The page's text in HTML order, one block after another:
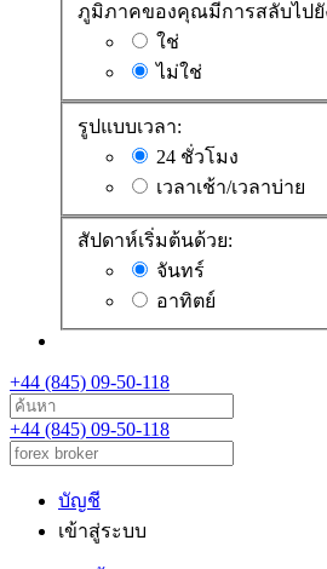
ภูมิภาคของคุณมีการสลับไปยั
ใช่
ไม่ใช่
รูปแบบเวลา:
24 ชั่วโมง
เวลาเช้า/เวลาบ่าย
สัปดาห์เริ่มต้นด้วย:
จันทร์
อาทิตย์
+44 (845) 09-50-118
+44 (845) 09-50-118
บัญชี
เข้าสู่ระบบ